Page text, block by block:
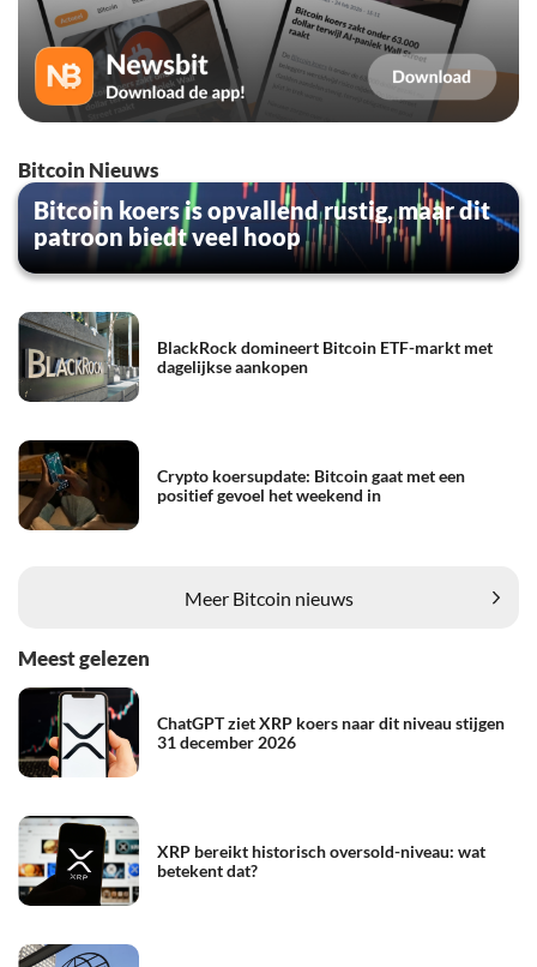
Bitcoin Nieuws
Bitcoin koers is opvallend rustig, maar dit
patroon biedt veel hoop
BlackRock domineert Bitcoin ETF-markt met
dagelijkse aankopen
Crypto koersupdate: Bitcoin gaat met een
positief gevoel het weekend in
Meer Bitcoin nieuws
Meest gelezen
ChatGPT ziet XRP koers naar dit niveau stijgen
31 december 2026
XRP bereikt historisch oversold-niveau: wat
betekent dat?